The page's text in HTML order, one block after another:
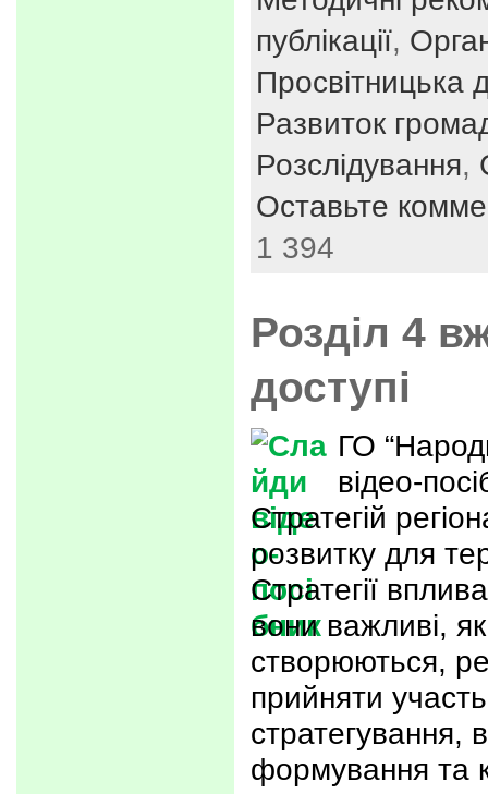
публікації,
Просвітницька
Развиток
Розслідування,
Оставьте
1 394
Розділ 4
доступі
ГО
відео-
Стратегій
розвитку для
Стратегії
вони важливі,
створюються,
прийняти
стратегування,
формування та